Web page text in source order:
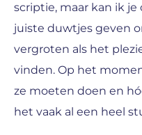
scriptie, maar kan ik
juiste duwtjes geven
vergroten als het
vinden. Op het
ze moeten doen en
het vaak al een heel